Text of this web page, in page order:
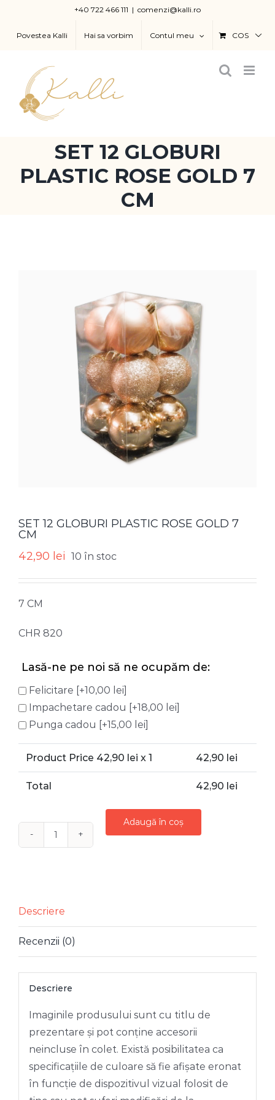
content
+40 722 466 111 | comenzi@kalli.ro
Povestea Kalli Hai sa vorbim Contul meu COS
SET 12 GLOBURI
PLASTIC ROSE GOLD 7
CM
SET 12 GLOBURI PLASTIC ROSE GOLD 7
CM
42,90 lei 10 în stoc
7 CM
CHR 820
Lasă-ne pe noi să ne ocupăm de:
Felicitare [+10,00 lei]
Impachetare cadou [+18,00 lei]
Punga cadou [+15,00 lei]
Product Price 42,90 lei x 1 42,90 lei
Total 42,90 lei
PLASTIC
ROSE
GOLD
Adaugă în coș
Descriere
Recenzii (0)
Descriere
Imaginile produsului sunt cu titlu de
prezentare și pot conține accesorii
neincluse în colet. Există posibilitatea ca
specificațiile de culoare să fie afișate eronat
în funcție de dispozitivul vizual folosit de